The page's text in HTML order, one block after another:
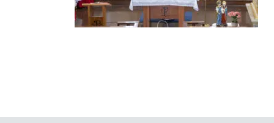
Região
Episcopal